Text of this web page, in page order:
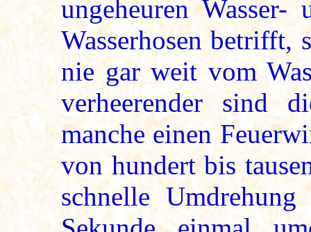
ungeheuren
Wasserhosen betrifft,
nie gar weit vom
verheerender sind
manche einen
von hundert bis
schnelle